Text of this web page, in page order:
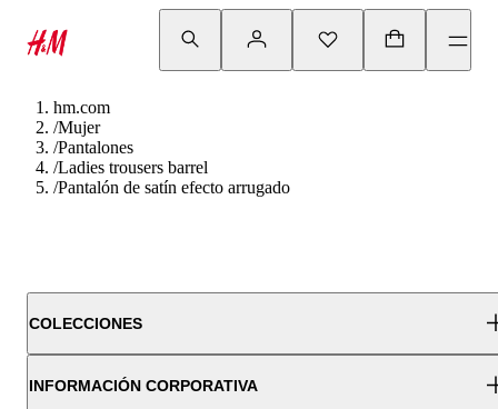
hm.com
/Mujer
/Pantalones
/Ladies trousers barrel
/Pantalón de satín efecto arrugado
COLECCIONES
INFORMACIÓN CORPORATIVA